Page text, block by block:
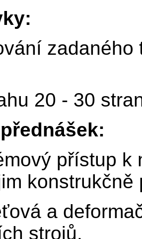
20 - 30
přístup k
konstrukčně
a
strojů.